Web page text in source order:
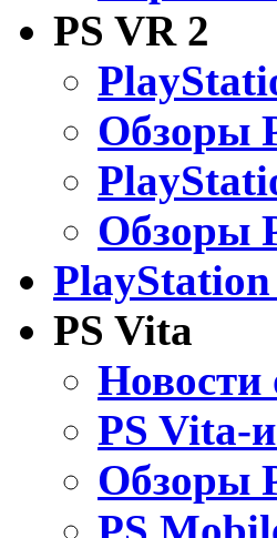
PS VR 2
Обзоры
Обзоры
PS Vita
Новости
PS Vita-
Обзоры